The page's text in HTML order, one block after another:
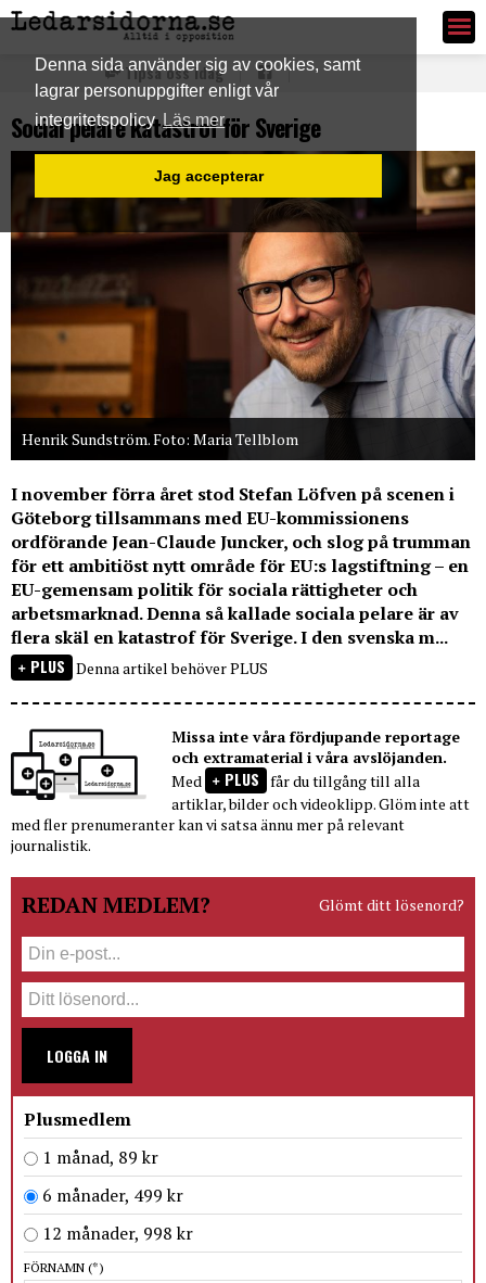
Denna sida använder sig av cookies, samt
lagrar personuppgifter enligt vår
integritetspolicy Läs mer
Jag accepterar
Ledarsidorna.se
Tipsa oss idag
Social pelare katastrof för Sverige
Henrik Sundström. Foto: Maria Tellblom
I november förra året stod Stefan Löfven på scenen i
Göteborg tillsammans med EU-kommissionens
ordförande Jean-Claude Juncker, och slog på trumman
för ett ambitiöst nytt område för EU:s lagstiftning – en
EU-gemensam politik för sociala rättigheter och
arbetsmarknad. Denna så kallade sociala pelare är av
flera skäl en katastrof för Sverige. I den svenska m...
PLUS Denna artikel behöver PLUS
Missa inte våra fördjupande reportage
och extramaterial i våra avslöjanden.
Med
PLUS får du tillgång till alla
artiklar, bilder och videoklipp. Glöm inte att
med fler prenumeranter kan vi satsa ännu mer på relevant
journalistik.
REDAN MEDLEM? Glömt ditt lösenord?
LOGGA IN
Plusmedlem
1 månad, 89 kr
6 månader, 499 kr
12 månader, 998 kr
FÖRNAMN (*)